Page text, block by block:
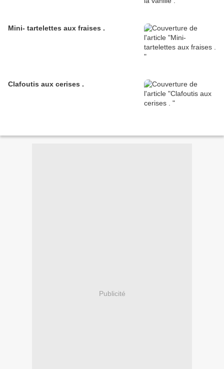
Mini- tartelettes aux fraises .
Clafoutis aux cerises .
Publicité